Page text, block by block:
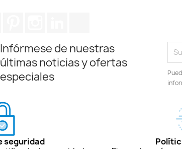
Infórmese de nuestras
últimas noticias y ofertas
especiales
seguridad